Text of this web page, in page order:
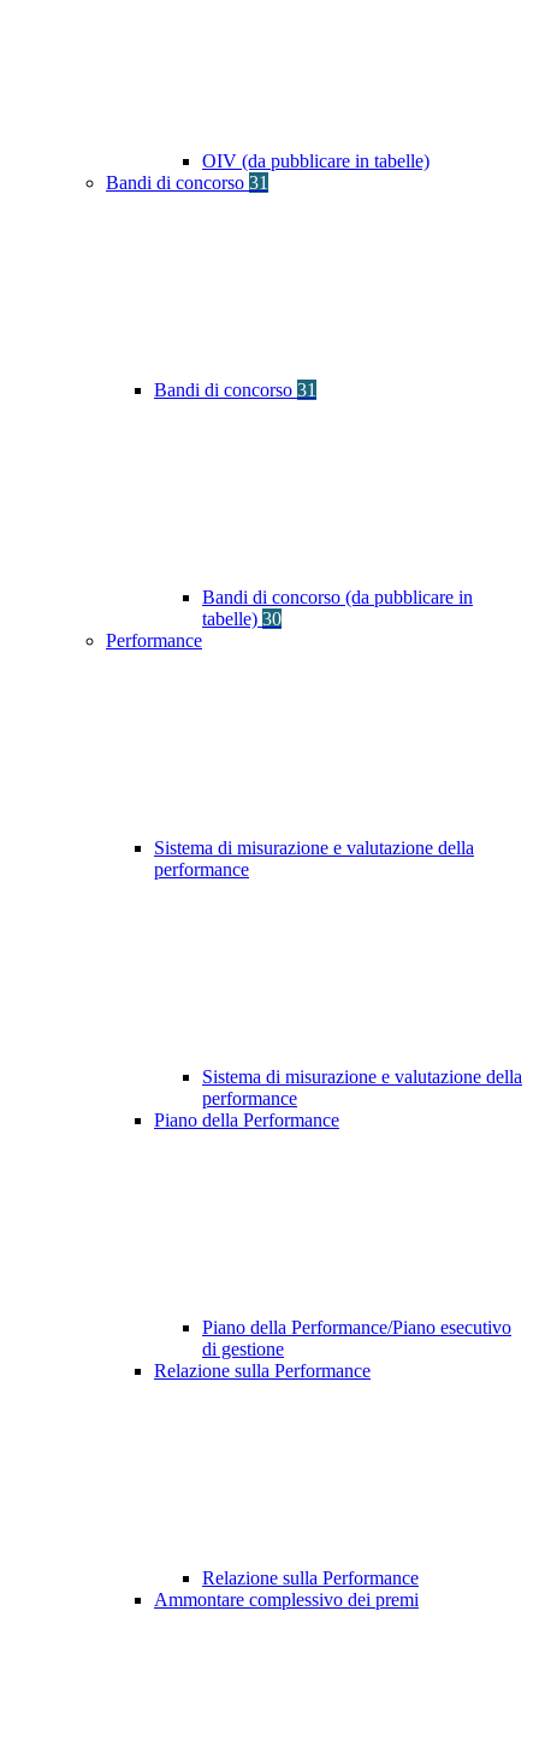
OIV (da pubblicare in tabelle)
Bandi di concorso 31
Bandi di concorso 31
Bandi di concorso (da pubblicare in
tabelle) 30
Performance
Sistema di misurazione e valutazione della
performance
Sistema di misurazione e valutazione della
performance
Piano della Performance
Piano della Performance/Piano esecutivo
di gestione
Relazione sulla Performance
Relazione sulla Performance
Ammontare complessivo dei premi